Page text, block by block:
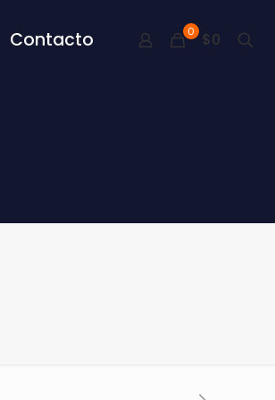
Contacto 0 $0